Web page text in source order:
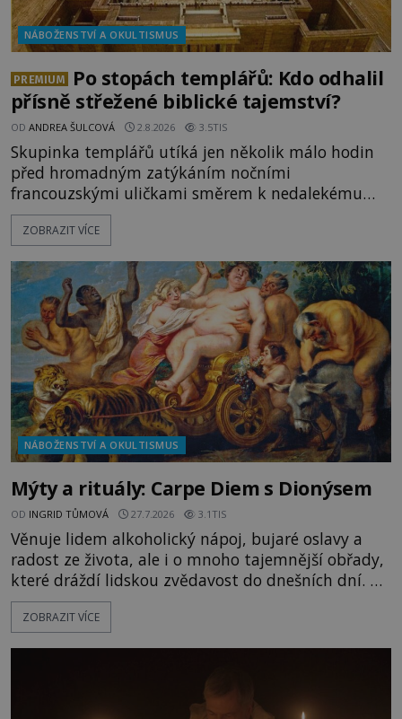
NÁBOŽENSTVÍ A OKULTISMUS
PREMIUM
Po stopách templářů: Kdo odhalil
přísně střežené biblické tajemství?
OD ANDREA ŠULCOVÁ 2.8.2026 3.5TIS
Skupinka templářů utíká jen několik málo hodin
před hromadným zatýkáním nočními
francouzskými uličkami směrem k nedalekému
přístavu. Jeden z nich má přes ramena ranec s
tajemným obsahem. Kapitán lodi už na ně čeká.
vyplouváme,“ sdělí jim. „Kam máme namířeno,
kapitáne?“ zeptá se ho jeden z templářů. „Do Sk
ZOBRAZIT VÍCE
NÁBOŽENSTVÍ A OKULTISMUS
Mýty a rituály: Carpe Diem s Dionýsem
OD INGRID TŮMOVÁ 27.7.2026 3.1TIS
Věnuje lidem alkoholický nápoj, bujaré oslavy a
radost ze života, ale i o mnoho tajemnější obřady,
které dráždí lidskou zvědavost do dnešních dní. Co
doopravdy představuje bůh, jemuž Římané říkají
Bakchus? Mytologický příběh řeckého boha
ZOBRAZIT VÍCE